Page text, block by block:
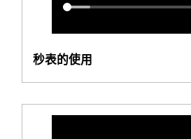
秒表的使用